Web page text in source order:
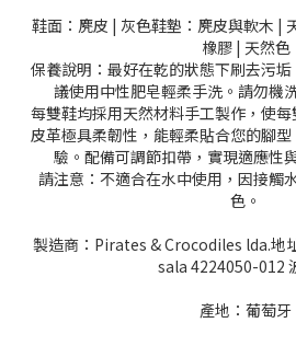
鞋面：麂皮 | 灰色鞋墊：麂皮與軟木 |
橡膠 | 天然色
保養說明：最好在乾的狀態下刷去污
議使用中性肥皂輕柔手洗。請勿機
每雙鞋均採用天然材料手工製作，使
皮革極具柔韌性，能輕柔貼合您的腳
驗。配備可調節扣帶，實現適應性
請注意：不適合在水中使用，因接觸
色。
製造商：Pirates & Crocodiles lda.地
sala 4224050-012
產地：葡萄牙